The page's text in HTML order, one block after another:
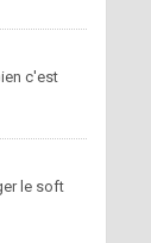
c'est
le soft